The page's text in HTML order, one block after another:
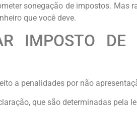
sonegação de impostos. Mas
que você deve.
IMPOSTO DE
a penalidades por não
que são determinadas pela